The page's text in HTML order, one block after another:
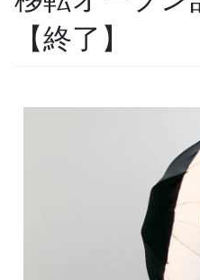
【終了】